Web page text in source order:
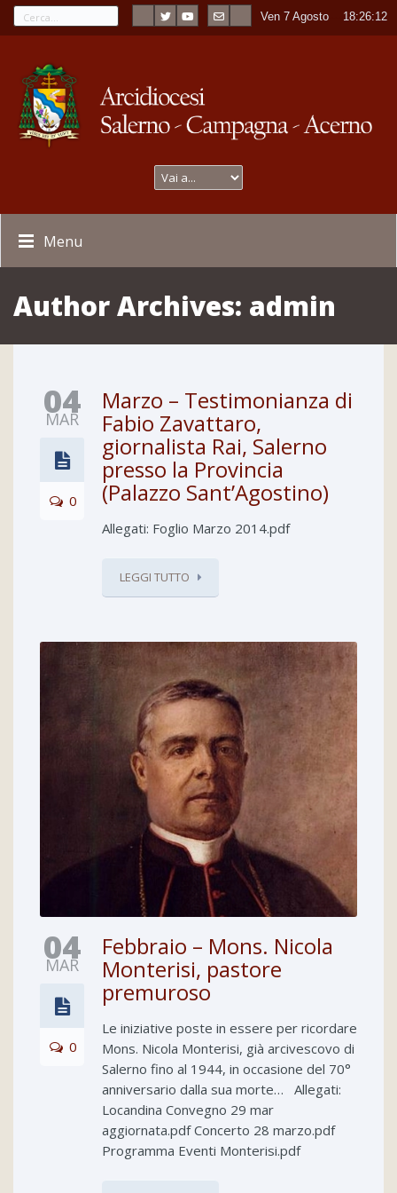
Ven 7 Agosto 18:26:13
Menu
Author Archives: admin
04
MAR
0
Marzo – Testimonianza di
Fabio Zavattaro,
giornalista Rai, Salerno
presso la Provincia
(Palazzo Sant’Agostino)
Allegati: Foglio Marzo 2014.pdf
LEGGI TUTTO
04
MAR
0
Febbraio – Mons. Nicola
Monterisi, pastore
premuroso
Le iniziative poste in essere per ricordare
Mons. Nicola Monterisi, già arcivescovo di
Salerno fino al 1944, in occasione del 70°
anniversario dalla sua morte… Allegati:
Locandina Convegno 29 mar
aggiornata.pdf Concerto 28 marzo.pdf
Programma Eventi Monterisi.pdf